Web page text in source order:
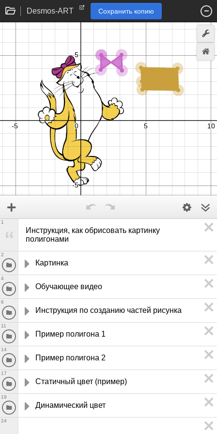
Desmos-ART Сохранить копию
Инструкция, как обрисовать картинку
полигонами
1
Картинка
2
Обучающее видео
4
Инструкция по созданию частей рисунка
6
Пример полигона 1
11
Пример полигона 2
14
Статичный цвет (пример)
17
Динамический цвет
19
24